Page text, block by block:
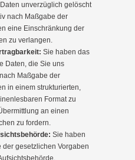
unverzüglich gelöscht
nach Maßgabe der
eine Einschränkung der
zu verlangen.
Sie haben das
Daten, die Sie uns
Maßgabe der
in einem strukturierten,
Format zu
an einen
zu fordern.
Sie haben
gesetzlichen Vorgaben